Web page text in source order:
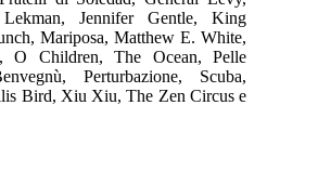
Jennifer Gentle, King
Mariposa, Matthew E. White,
O Children, The Ocean, Pelle
Perturbazione, Scuba,
Bird, Xiu Xiu, The Zen Circus e